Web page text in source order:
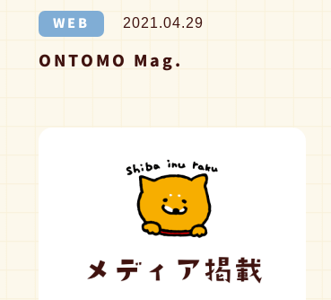
WEB 2021.04.29
ONTOMO Mag.